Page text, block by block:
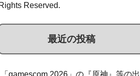
Reserved.
最近の投稿